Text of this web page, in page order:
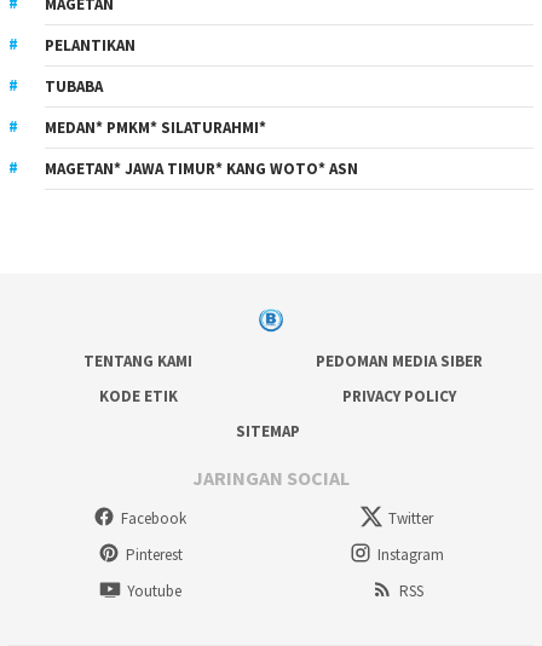
MAGETAN
PELANTIKAN
TUBABA
MEDAN* PMKM* SILATURAHMI*
MAGETAN* JAWA TIMUR* KANG WOTO* ASN
TENTANG KAMI
PEDOMAN MEDIA SIBER
KODE ETIK
PRIVACY POLICY
SITEMAP
JARINGAN SOCIAL
Facebook
Twitter
Pinterest
Instagram
Youtube
RSS